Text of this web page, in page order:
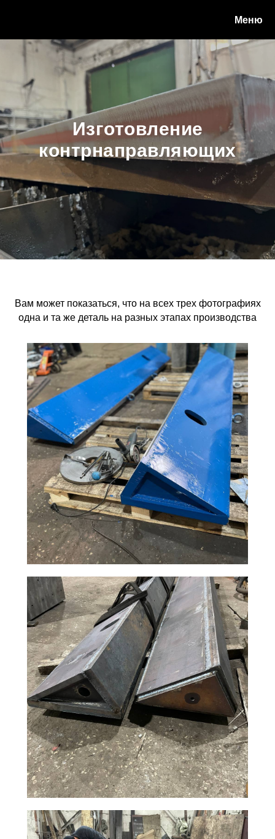
Меню
Изготовление
контрнаправляющих
Вам может показаться, что на всех трех фотографиях
одна и та же деталь на разных этапах производства